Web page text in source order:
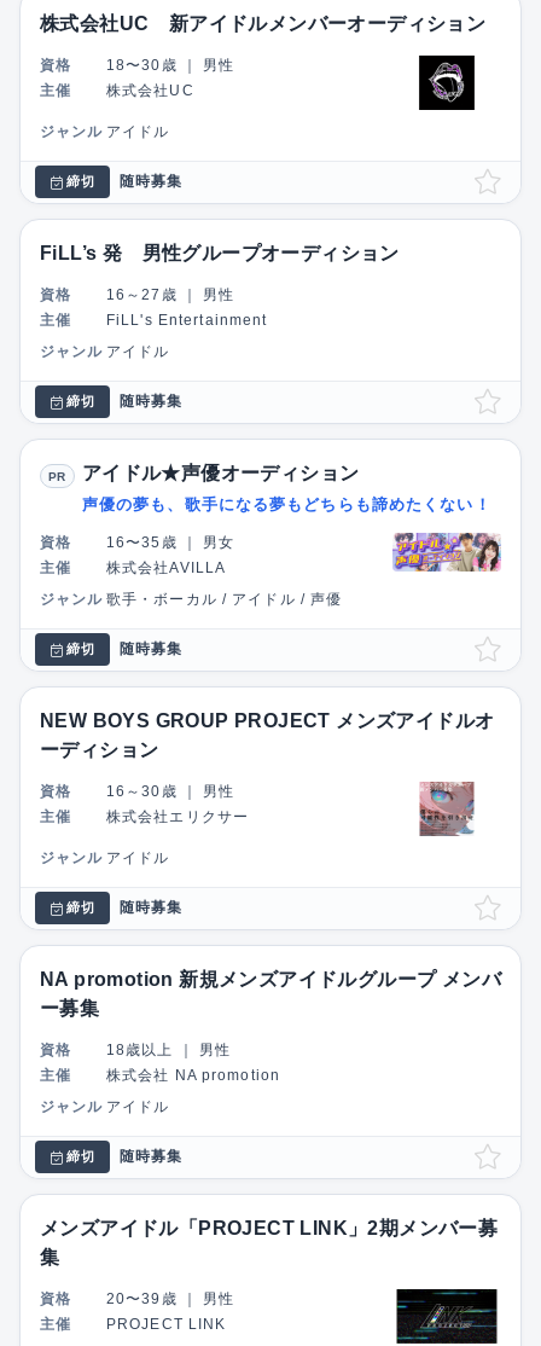
株式会社UC 新アイドルメンバーオーディション
資格 18〜30歳
男性
主催
株式会社UC
ジャンル アイドル
締切 随時募集
FiLL’s 発 男性グループオーディション
資格 16～27歳
男性
主催
FiLL's Entertainment
ジャンル アイドル
締切 随時募集
PR アイドル★声優オーディション
声優の夢も、歌手になる夢もどちらも諦めたくない！
資格 16〜35歳
男女
主催
株式会社AVILLA
ジャンル 歌手・ボーカル / アイドル / 声優
締切 随時募集
NEW BOYS GROUP PROJECT メンズアイドルオ
ーディション
資格 16～30歳
男性
主催
株式会社エリクサー
ジャンル アイドル
締切 随時募集
NA promotion 新規メンズアイドルグループ メンバ
ー募集
資格 18歳以上
男性
主催
株式会社 NA promotion
ジャンル アイドル
締切 随時募集
メンズアイドル「PROJECT LINK」2期メンバー募
集
資格 20〜39歳
男性
主催
PROJECT LINK